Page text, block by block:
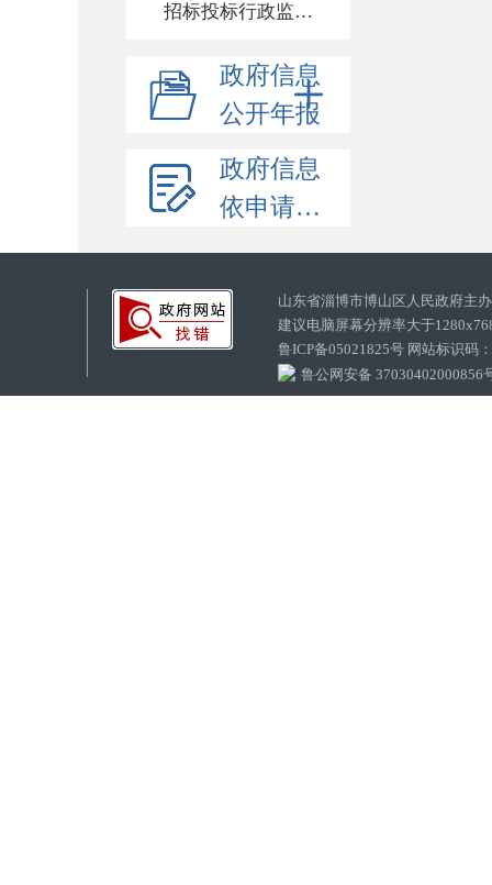
招标投标行政监督责任清单
政府信息
公开年报
政府信息
依申请公开
山东省淄博市博山区人民政府
建议电脑屏幕分辨率大于
鲁ICP备05021825号 网站标识码
鲁公网安备 37030402000856